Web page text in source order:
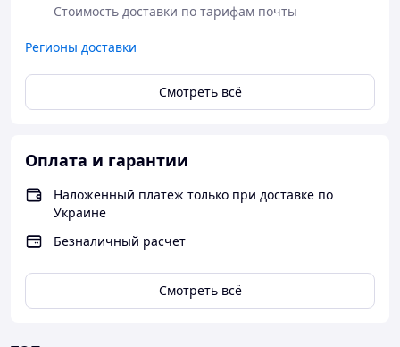
Стоимость доставки по тарифам почты
Регионы доставки
Смотреть всё
Оплата и гарантии
Наложенный платеж только при доставке по
Украине
Безналичный расчет
Смотреть всё